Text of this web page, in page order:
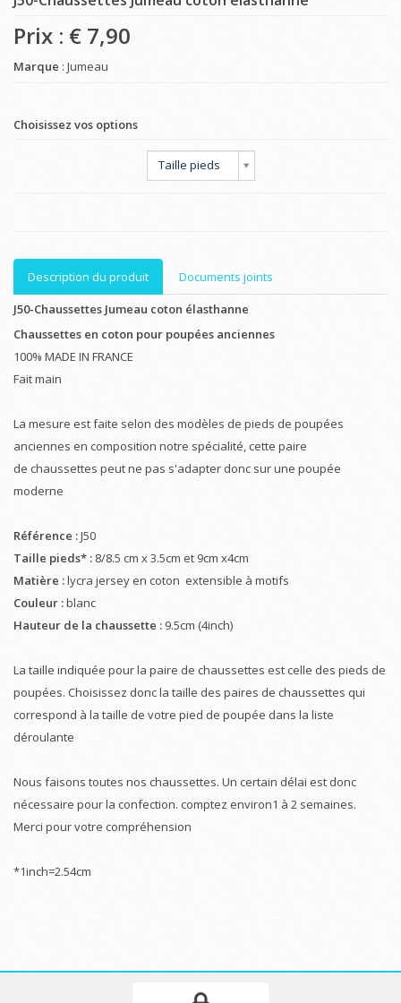
Prix : € 7,90
Marque : Jumeau
Choisissez vos options
Taille pieds
Description du produit
Documents joints
J50-Chaussettes Jumeau coton élasthanne
Chaussettes en coton pour poupées anciennes
100% MADE IN FRANCE
Fait main
La mesure est faite selon des modèles de pieds de poupées
anciennes en composition notre spécialité, cette paire
de chaussettes peut ne pas s'adapter donc sur une poupée
moderne
Référence :J50
Taille pieds* : 8/8.5 cm x 3.5cm et 9cm x4cm
Matière :lycra jersey en coton extensible à motifs
Couleur :blanc
Hauteur de la chaussette : 9.5cm (4inch)
La taille indiquée pour la paire de chaussettes est celle des pieds de
poupées. Choisissez donc la taille des paires de chaussettes qui
correspond à la taille de votre pied de poupée dans la liste
déroulante
Nous faisons toutes nos chaussettes. Un certain délai est donc
nécessaire pour la confection. comptez environ1 à 2 semaines.
Merci pour votre compréhension
*1inch=2.54cm